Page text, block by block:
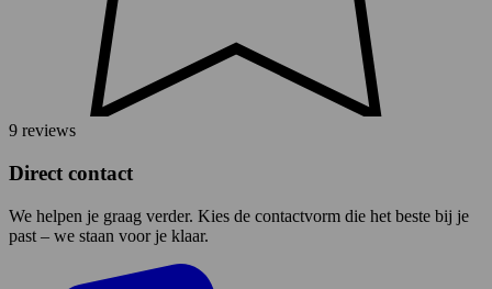
9 reviews
Direct contact
We helpen je graag verder. Kies de contactvorm die het beste bij je
past – we staan voor je klaar.